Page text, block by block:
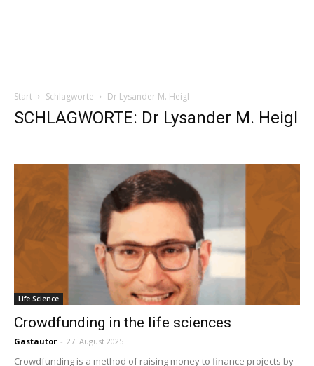
Start Schlagworte Dr Lysander M. Heigl
SCHLAGWORTE: Dr Lysander M. Heigl
Life Science
Crowdfunding in the life sciences
Gastautor - 27. August 2025
Crowdfunding is a method of raising money to finance projects by